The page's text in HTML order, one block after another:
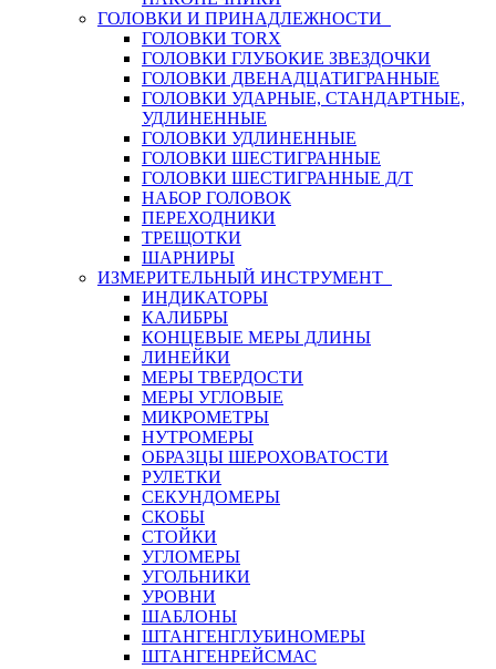
ГОЛОВКИ И ПРИНАДЛЕЖНОСТИ
ГОЛОВКИ TORX
ГОЛОВКИ ГЛУБОКИЕ ЗВЕЗДОЧКИ
ГОЛОВКИ ДВЕНАДЦАТИГРАННЫЕ
ГОЛОВКИ УДАРНЫЕ, СТАНДАРТНЫЕ,
УДЛИНЕННЫЕ
ГОЛОВКИ УДЛИНЕННЫЕ
ГОЛОВКИ ШЕСТИГРАННЫЕ
ГОЛОВКИ ШЕСТИГРАННЫЕ Д/Т
НАБОР ГОЛОВОК
ПЕРЕХОДНИКИ
ТРЕЩОТКИ
ШАРНИРЫ
ИЗМЕРИТЕЛЬНЫЙ ИНСТРУМЕНТ
ИНДИКАТОРЫ
КАЛИБРЫ
КОНЦЕВЫЕ МЕРЫ ДЛИНЫ
ЛИНЕЙКИ
МЕРЫ ТВЕРДОСТИ
МЕРЫ УГЛОВЫЕ
МИКРОМЕТРЫ
НУТРОМЕРЫ
ОБРАЗЦЫ ШЕРОХОВАТОСТИ
РУЛЕТКИ
СЕКУНДОМЕРЫ
СКОБЫ
СТОЙКИ
УГЛОМЕРЫ
УГОЛЬНИКИ
УРОВНИ
ШАБЛОНЫ
ШТАНГЕНГЛУБИНОМЕРЫ
ШТАНГЕНРЕЙСМАС